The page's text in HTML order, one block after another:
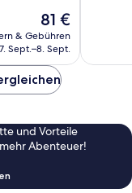
Der
Preis
beträgt
81 €
& Gebühren
7. Sept.–8. Sept.
und Vorteile
Abenteuer!